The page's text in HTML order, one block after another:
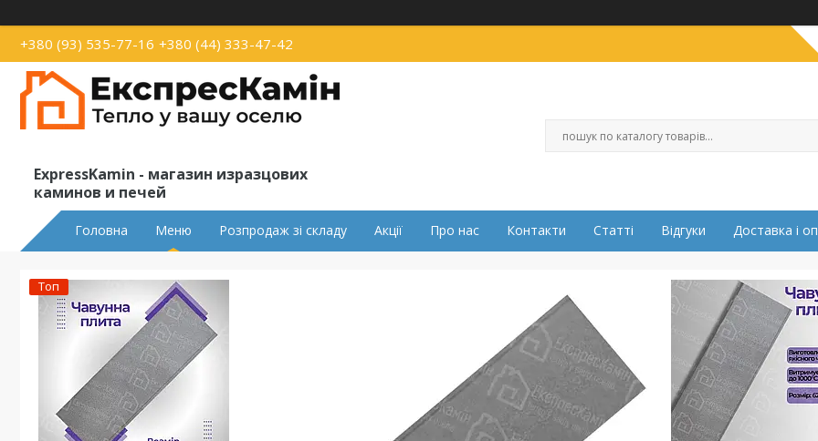
+380 (93) 535-77-16 +380 (44) 333-47-42
ExpressKamin - магазин изразцових
каминов и печей
Головна Меню Розпродаж зі складу Акції Про нас Контакти Статті Відгуки Доставка і
Топ